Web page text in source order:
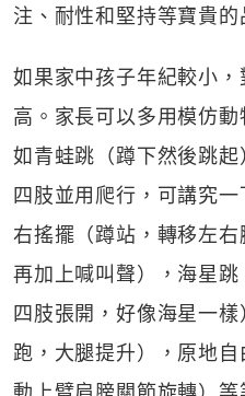
注、耐性和堅持等寶貴的
如果家中孩子年紀較小
高。家長可以多用模仿
如青蛙跳（蹲下然後跳起
四肢並用爬行，可講究
右搖擺（蹲站，轉移左右
再加上喊叫聲），海星
四肢張開，好像海星一
跑，大腿提升），原地